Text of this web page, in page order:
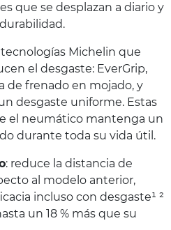
que se desplazan a diario y
Michelin que
el desgaste: EverGrip,
de frenado en mojado, y
desgaste uniforme. Estas
el neumático mantenga un
durante toda su vida útil.
: reduce la distancia de
al modelo anterior,
incluso con desgaste¹ ²
un 18 % más que su